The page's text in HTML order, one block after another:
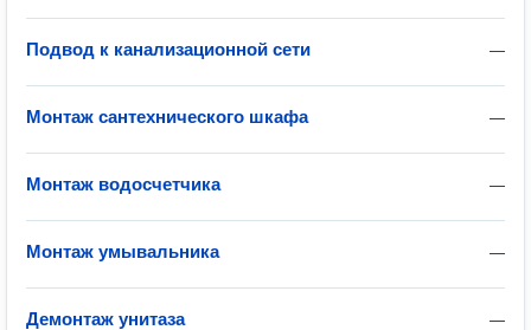
—
Подвод к канализационной сети
—
Монтаж сантехнического шкафа
—
Монтаж водосчетчика
—
Монтаж умывальника
—
Демонтаж унитаза